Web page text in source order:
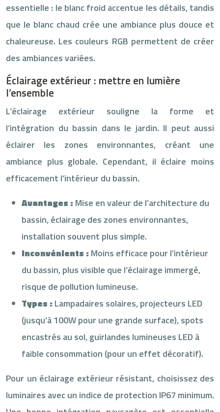
essentielle : le blanc froid accentue les détails, tandis
que le blanc chaud crée une ambiance plus douce et
chaleureuse. Les couleurs RGB permettent de créer
des ambiances variées.
Éclairage extérieur : mettre en lumière
l’ensemble
L’éclairage extérieur souligne la forme et
l’intégration du bassin dans le jardin. Il peut aussi
éclairer les zones environnantes, créant une
ambiance plus globale. Cependant, il éclaire moins
efficacement l’intérieur du bassin.
Avantages : Mise en valeur de l’architecture du
bassin, éclairage des zones environnantes,
installation souvent plus simple.
Inconvénients : Moins efficace pour l’intérieur
du bassin, plus visible que l’éclairage immergé,
risque de pollution lumineuse.
Types : Lampadaires solaires, projecteurs LED
(jusqu’à 100W pour une grande surface), spots
encastrés au sol, guirlandes lumineuses LED à
faible consommation (pour un effet décoratif).
Pour un éclairage extérieur résistant, choisissez des
luminaires avec un indice de protection IP67 minimum.